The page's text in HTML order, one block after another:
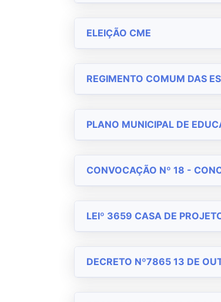
ELEIÇÃO CME
REGIMENTO COMUM DAS
PLANO MUNICIPAL DE
CONVOCAÇÃO Nº 18 -
LEIº 3659 CASA DE
DECRETO Nº7865 13 DE